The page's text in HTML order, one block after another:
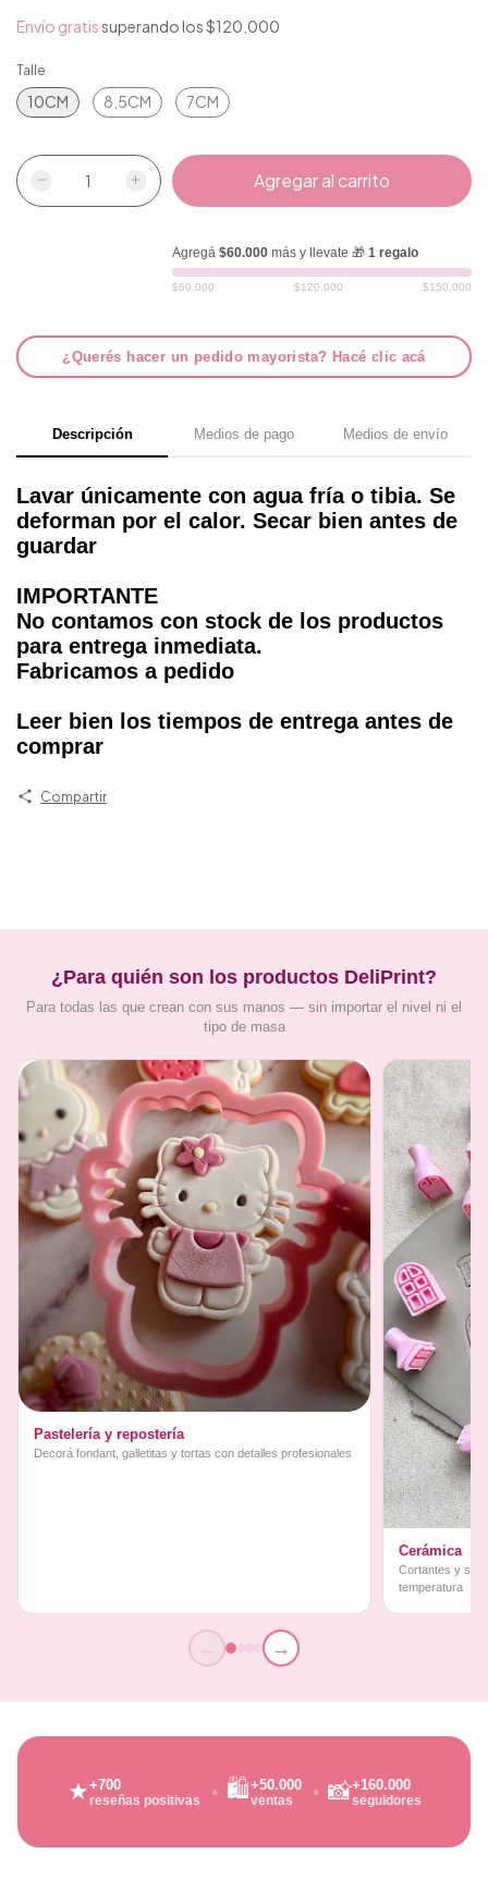
Envío gratis superando los$120.000
Talle
10CM 8,5CM 7CM
Agregá $60.000más y llevate 🎁 1 regalo
$60.000 $120.000 $150.000
¿Querés hacer un pedido mayorista? Hacé clic acá
Descripción Medios de pago Medios de envío
Lavar únicamente con agua fría o tibia. Se
deforman por el calor. Secar bien antes de
guardar
IMPORTANTE
No contamos con stock de los productos
para entrega inmediata.
Fabricamos a pedido
Leer bien los tiempos de entrega antes de
comprar
Compartir
¿Para quién son los productos DeliPrint?
Para todas las que crean con sus manos — sin importar el nivel ni el
tipo de masa
Pastelería y repostería
Decorá fondant, galletitas y tortas con detalles profesionales
Cerámica
Cortantes y
temperatura
← →
★+700
reseñas positivas 🛍️+50.000
ventas 📸+160.000
seguidores